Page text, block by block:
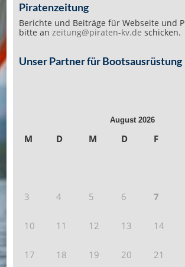
Piratenzeitung
Berichte und Beiträge für Webseite und
bitte an zeitung@piraten-kv.de schicken.
Unser Partner für Bootsausrüstung
August 2026
M D M D F
3 4 5 6 7
10 11 12 13 14
17 18 19 20 21